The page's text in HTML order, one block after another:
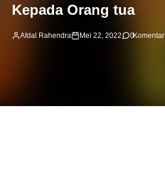
Kepada Orang tua
Afdal Rahendra Mei 22, 2022 0Komentar